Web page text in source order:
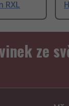
RXL
ze